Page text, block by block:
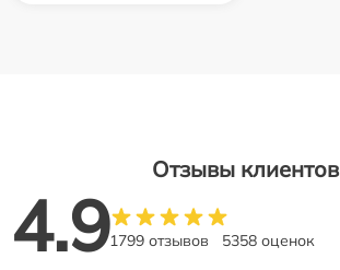
Отзывы клиентов
4.91799 отзывов 5358 оценок